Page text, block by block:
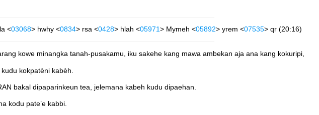
<03068> hwhy <0834> rsa <0428> hlah <05971> Mymeh <05892> yrem <07535> qr (20:16)
kowe minangka tanah-pusakamu, iku sakehe kang mawa ambekan aja ana kang kokuripi,
kokpatèni kabèh.
bakal dipaparinkeun tea, jelemana kabeh kudu dipaehan.
kodu pate’e kabbi.